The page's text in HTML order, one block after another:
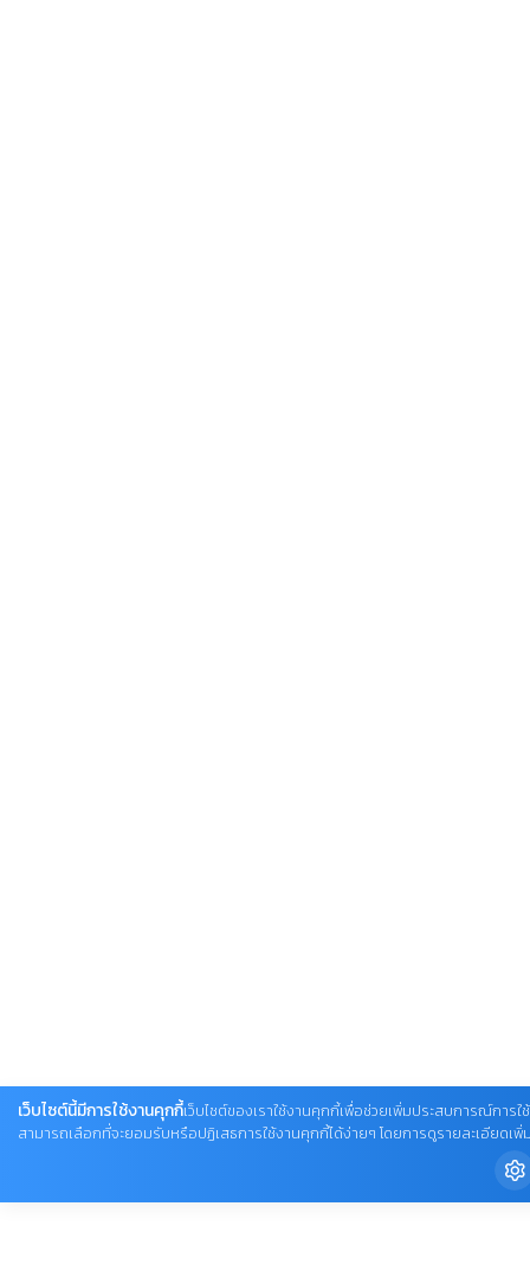
เว็บไซต์นี้มีการใช้งานคุกกี้เว็บไซต์ของเราใช้งานคุกกี้เพื่อช่วยเพิ่มประสบการณ์การ
สามารถเลือกที่จะยอมรับหรือปฏิเสธการใช้งานคุกกี้ได้ง่ายๆ โดยการดูรายละเอียดเพิ่